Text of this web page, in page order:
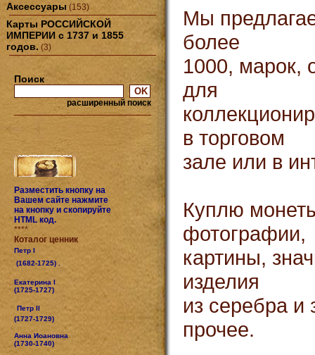
Аксессуары (153)
Карты РОССИЙСКОЙ
ИМПЕРИИ с 1737 и 1855
годов. (3)
Поиск
расширенный поиск
Разместить кнопку на
Вашем сайте нажмите
на кнопку и скопируйте
HTML код.
****
Коталог ценник
Петр I
(1682-1725) .
Екатерина I
(1725-1727)
Петр II
(1727-1729)
Анна Иоановна
(1730-1740)
Мы
более
1000, марок,
для
в торговом
зале или в
Куплю
фотографии,
картины,
изделия
из серебра и
прочее.